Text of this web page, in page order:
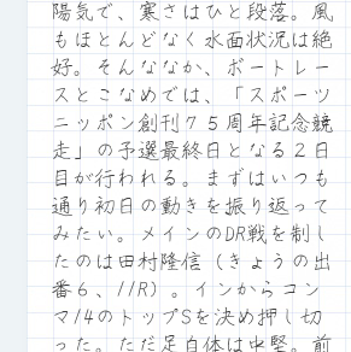
陽気で、寒さはひと段落。風
もほとんどなく水面状況は絶
好。そんななか、ボートレー
スとこなめでは、「スポーツ
ニッポン創刊７５周年記念競
走」の予選最終日となる２日
目が行われる。まずはいつも
通り初日の動きを振り返って
みたい。メインのDR戦を制し
たのは田村隆信（きょうの出
番６、11R）。インからコン
マ14のトップSを決め押し切
った。ただ足自体は中堅。前